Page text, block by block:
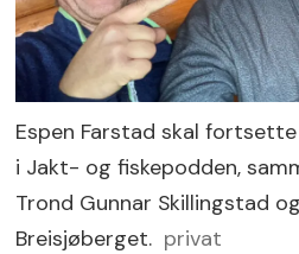
Espen Farstad skal
i Jakt- og fiskepodden,
Trond Gunnar Skillingstad
Breisjøberget. privat